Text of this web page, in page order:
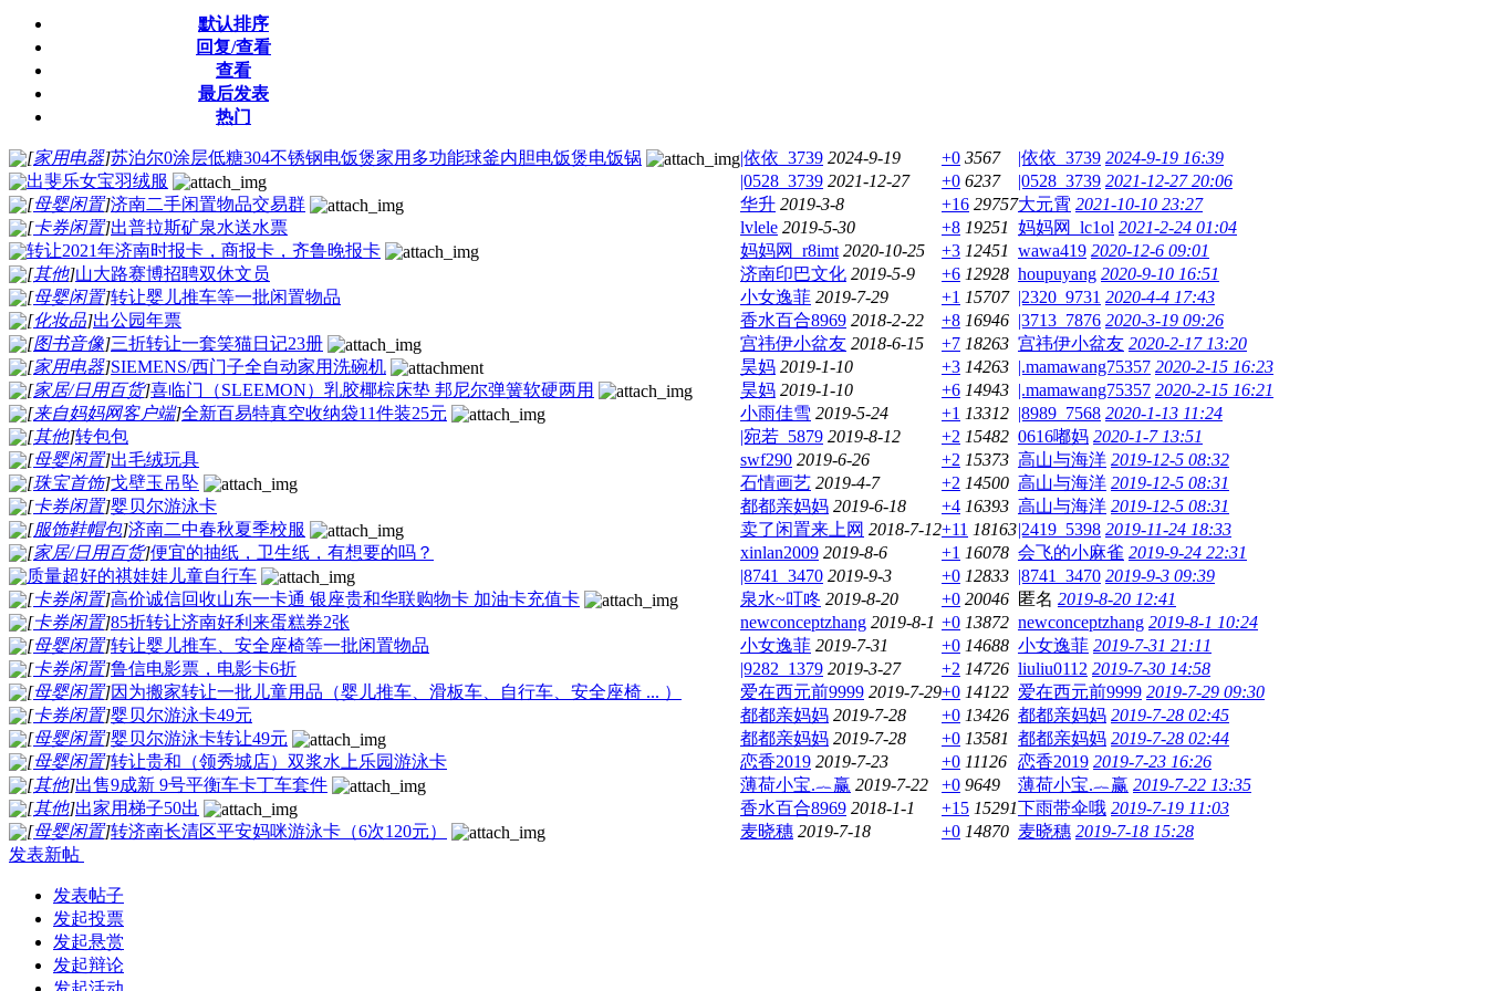
默认排序
回复/查看
查看
最后发表
热门
[家用电器]苏泊尔0涂层低糖304不锈钢电饭煲家用多功能球釜内胆电饭煲电饭锅 |依依_3739 2024-9-19 +0 3567 |依依_3739 2024-9-19 16:39
出斐乐女宝羽绒服
|0528_3739 2021-12-27 +0 6237 |0528_3739 2021-12-27 20:06
[母婴闲置]济南二手闲置物品交易群 华升 2019-3-8 +16 29757大元霄 2021-10-10 23:27
[卡券闲置]出普拉斯矿泉水送水票 lvlele 2019-5-30 +8 19251 妈妈网_lc1ol 2021-2-24 01:04
转让2021年济南时报卡，商报卡，齐鲁晚报卡
妈妈网_r8imt 2020-10-25 +3 12451 wawa419 2020-12-6 09:01
[其他]山大路赛博招聘双休文员 济南印巴文化 2019-5-9 +6 12928 houpuyang 2020-9-10 16:51
[母婴闲置]转让婴儿推车等一批闲置物品 小女逸菲 2019-7-29 +1 15707 |2320_9731 2020-4-4 17:43
[化妆品]出公园年票 香水百合8969 2018-2-22 +8 16946 |3713_7876 2020-3-19 09:26
[图书音像]三折转让一套笑猫日记23册 宫祎伊小盆友 2018-6-15 +7 18263 宫祎伊小盆友 2020-2-17 13:20
[家用电器]SIEMENS/西门子全自动家用洗碗机 昊妈 2019-1-10 +3 14263 |.mamawang75357 2020-2-15 16:23
[家居/日用百货]喜临门（SLEEMON）乳胶椰棕床垫 邦尼尔弹簧软硬两用 昊妈 2019-1-10 +6 14943 |.mamawang75357 2020-2-15 16:21
[来自妈妈网客户端]全新百易特真空收纳袋11件装25元 小雨佳雪 2019-5-24 +1 13312 |8989_7568 2020-1-13 11:24
[其他]转包包 |宛若_5879 2019-8-12 +2 15482 0616嘟妈 2020-1-7 13:51
[母婴闲置]出毛绒玩具 swf290 2019-6-26 +2 15373 高山与海洋 2019-12-5 08:32
[珠宝首饰]戈壁玉吊坠 石情画艺 2019-4-7 +2 14500 高山与海洋 2019-12-5 08:31
[卡券闲置]婴贝尔游泳卡 都都亲妈妈 2019-6-18 +4 16393 高山与海洋 2019-12-5 08:31
[服饰鞋帽包]济南二中春秋夏季校服 卖了闲置来上网 2018-7-12+11 18163|2419_5398 2019-11-24 18:33
[家居/日用百货]便宜的抽纸，卫生纸，有想要的吗？ xinlan2009 2019-8-6 +1 16078 会飞的小麻雀 2019-9-24 22:31
质量超好的祺娃娃儿童自行车
|8741_3470 2019-9-3 +0 12833 |8741_3470 2019-9-3 09:39
[卡券闲置]高价诚信回收山东一卡通 银座贵和华联购物卡 加油卡充值卡 泉水~叮咚 2019-8-20 +0 20046 匿名 2019-8-20 12:41
[卡券闲置]85折转让济南好利来蛋糕券2张 newconceptzhang 2019-8-1 +0 13872 newconceptzhang 2019-8-1 10:24
[母婴闲置]转让婴儿推车、安全座椅等一批闲置物品 小女逸菲 2019-7-31 +0 14688 小女逸菲 2019-7-31 21:11
[卡券闲置]鲁信电影票，电影卡6折 |9282_1379 2019-3-27 +2 14726 liuliu0112 2019-7-30 14:58
[母婴闲置]因为搬家转让一批儿童用品（婴儿推车、滑板车、自行车、安全座椅 ... ） 爱在西元前9999 2019-7-29+0 14122 爱在西元前9999 2019-7-29 09:30
[卡券闲置]婴贝尔游泳卡49元 都都亲妈妈 2019-7-28 +0 13426 都都亲妈妈 2019-7-28 02:45
[母婴闲置]婴贝尔游泳卡转让49元 都都亲妈妈 2019-7-28 +0 13581 都都亲妈妈 2019-7-28 02:44
[母婴闲置]转让贵和（领秀城店）双浆水上乐园游泳卡 恋香2019 2019-7-23 +0 11126 恋香2019 2019-7-23 16:26
[其他]出售9成新 9号平衡车卡丁车套件 薄荷小宝.︷赢 2019-7-22 +0 9649 薄荷小宝.︷赢 2019-7-22 13:35
[其他]出家用梯子50出 香水百合8969 2018-1-1 +15 15291下雨带伞哦 2019-7-19 11:03
[母婴闲置]转济南长清区平安妈咪游泳卡（6次120元） 麦晓穗 2019-7-18 +0 14870 麦晓穗 2019-7-18 15:28
发表新帖
发表帖子
发起投票
发起悬赏
发起辩论